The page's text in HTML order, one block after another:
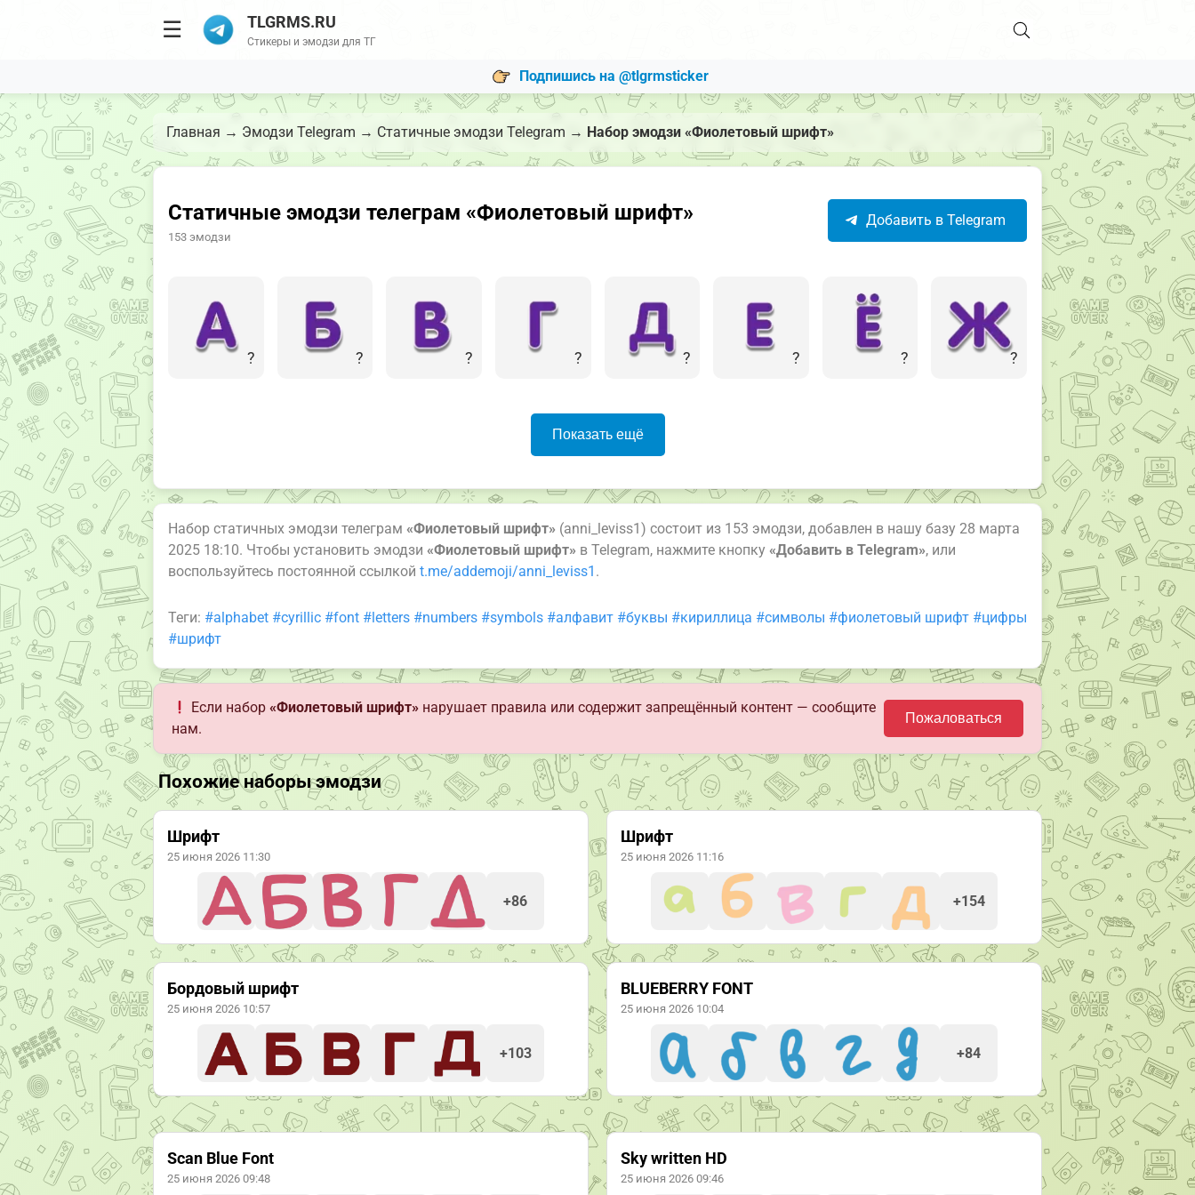
☰ TLGRMS.RU
Стикеры и эмодзи для ТГ
Подпишись на @tlgrmsticker
Главная → Эмодзи Telegram → Статичные эмодзи Telegram → Набор эмодзи «Фиолетовый шрифт»
Статичные эмодзи телеграм «Фиолетовый шрифт»
153 эмодзи
Добавить в Telegram
? ? ? ? ? ? ? ?
Показать ещё
Набор статичных эмодзи телеграм «Фиолетовый шрифт» (anni_leviss1) состоит из 153 эмодзи, добавлен в нашу базу 28 марта
2025 18:10. Чтобы установить эмодзи «Фиолетовый шрифт» в Telegram, нажмите кнопку «Добавить в Telegram», или
воспользуйтесь постоянной ссылкой t.me/addemoji/anni_leviss1 .
Теги: #alphabet #cyrillic #font #letters #numbers #symbols #алфавит #буквы #кириллица #символы #фиолетовый шрифт #цифры
#шрифт
Если набор«Фиолетовый шрифт» нарушает правила или содержит запрещённый контент — сообщите
нам.
Пожаловаться
Похожие наборы эмодзи
Шрифт
25 июня 2026 11:30
+86
Шрифт
25 июня 2026 11:16
+154
Бордовый шрифт
25 июня 2026 10:57
+103
BLUEBERRY FONT
25 июня 2026 10:04
+84
Scan Blue Font
25 июня 2026 09:48
Sky written HD
25 июня 2026 09:46